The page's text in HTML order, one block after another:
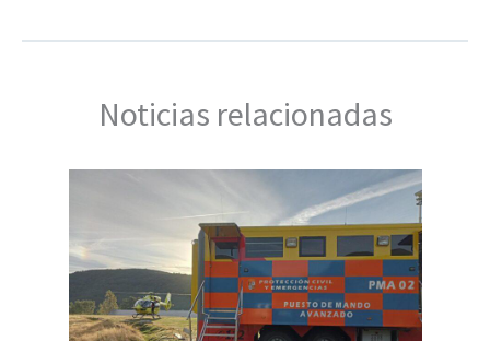
Noticias relacionadas